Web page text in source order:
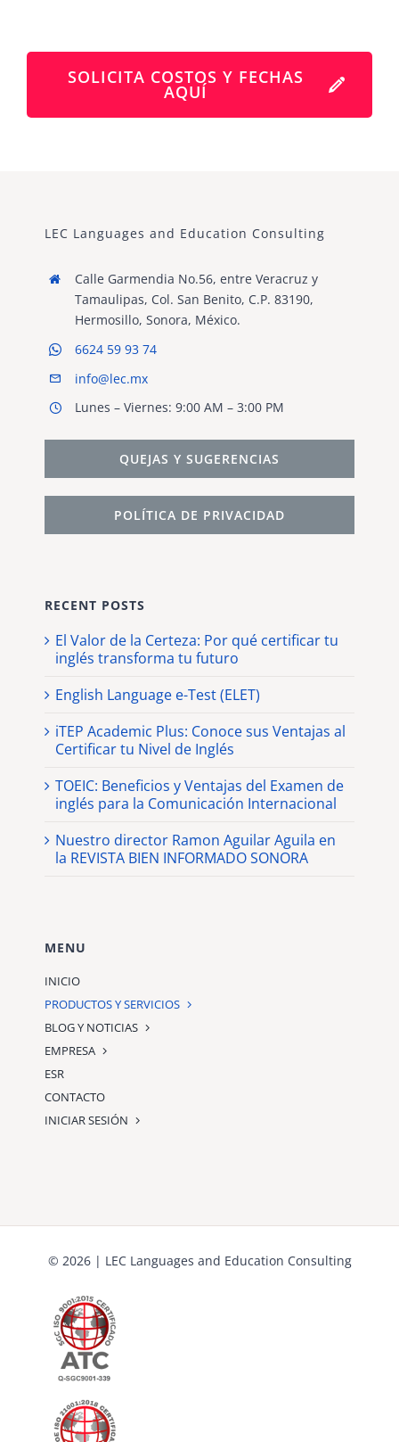
SOLICITA COSTOS Y FECHAS
AQUÍ
LEC Languages and Education Consulting
Calle Garmendia No.56, entre Veracruz y
Tamaulipas, Col. San Benito, C.P. 83190,
Hermosillo, Sonora, México.
6624 59 93 74
info@lec.mx
Lunes – Viernes: 9:00 AM – 3:00 PM
QUEJAS Y SUGERENCIAS
POLÍTICA DE PRIVACIDAD
RECENT POSTS
El Valor de la Certeza: Por qué certificar tu
inglés transforma tu futuro
English Language e-Test (ELET)
iTEP Academic Plus: Conoce sus Ventajas al
Certificar tu Nivel de Inglés
TOEIC: Beneficios y Ventajas del Examen de
inglés para la Comunicación Internacional
Nuestro director Ramon Aguilar Aguila en
la REVISTA BIEN INFORMADO SONORA
MENU
INICIO
PRODUCTOS Y SERVICIOS
BLOG Y NOTICIAS
EMPRESA
ESR
CONTACTO
INICIAR SESIÓN
© 2026 | LEC Languages and Education Consulting